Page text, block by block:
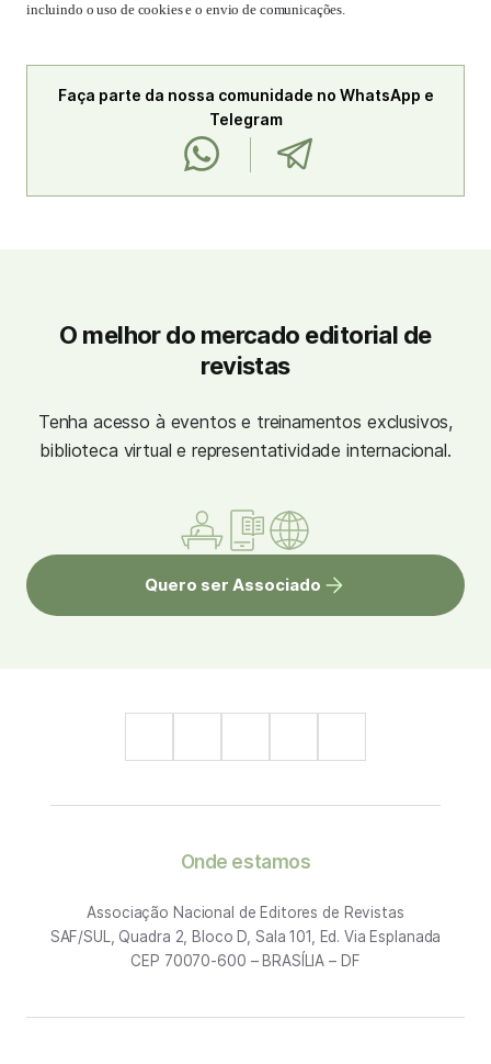
incluindo o uso de cookies e o envio de comunicações.
Faça parte da nossa comunidade no WhatsApp e
Telegram
O melhor do mercado editorial de
revistas
Tenha acesso à eventos e treinamentos exclusivos,
biblioteca virtual e representatividade internacional.
Quero ser Associado
Onde estamos
Associação Nacional de Editores de Revistas
SAF/SUL, Quadra 2, Bloco D, Sala 101, Ed. Via Esplanada
CEP 70070-600 – BRASÍLIA – DF